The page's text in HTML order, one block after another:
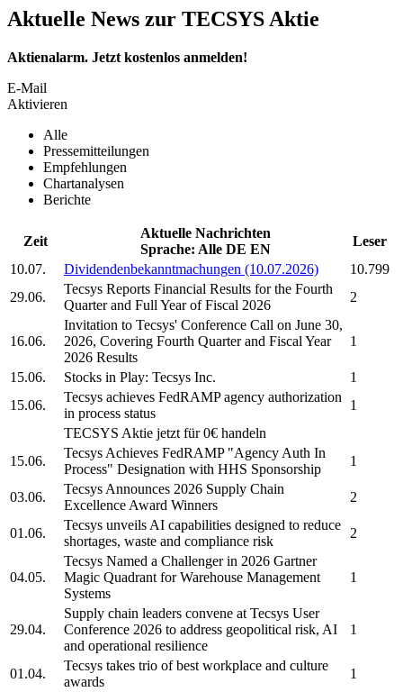
Aktuelle News zur TECSYS Aktie
Aktienalarm. Jetzt kostenlos anmelden!
E-Mail
Aktivieren
Alle
Pressemitteilungen
Empfehlungen
Chartanalysen
Berichte
Zeit
Aktuelle Nachrichten
Sprache: Alle DE EN
Leser
10.07.
Dividendenbekanntmachungen (10.07.2026)
10.799
29.06.
Tecsys Reports Financial Results for the Fourth
Quarter and Full Year of Fiscal 2026
2
16.06.
Invitation to Tecsys' Conference Call on June 30,
2026, Covering Fourth Quarter and Fiscal Year
2026 Results
1
15.06. Stocks in Play: Tecsys Inc.
1
15.06.
Tecsys achieves FedRAMP agency authorization
in process status
1
TECSYS Aktie jetzt für 0€ handeln
15.06.
Tecsys Achieves FedRAMP "Agency Auth In
Process" Designation with HHS Sponsorship
1
03.06.
Tecsys Announces 2026 Supply Chain
Excellence Award Winners
2
01.06.
Tecsys unveils AI capabilities designed to reduce
shortages, waste and compliance risk
2
04.05.
Tecsys Named a Challenger in 2026 Gartner
Magic Quadrant for Warehouse Management
Systems
1
29.04.
Supply chain leaders convene at Tecsys User
Conference 2026 to address geopolitical risk, AI
and operational resilience
1
01.04.
Tecsys takes trio of best workplace and culture
awards
1